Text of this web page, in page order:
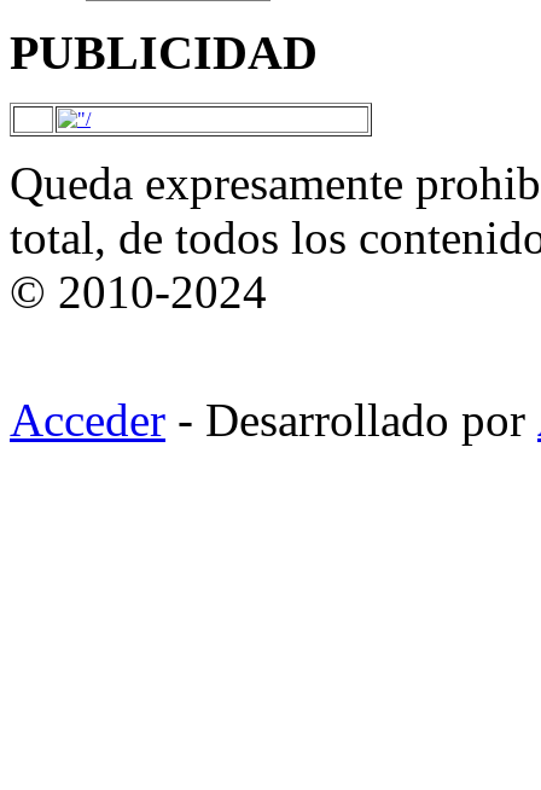
PUBLICIDAD
Queda expresamente
total, de todos los
© 2010-2024
Acceder - Desarrollado por